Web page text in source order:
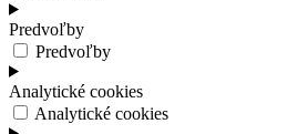
Predvoľby
Predvoľby
Analytické cookies
Analytické cookies